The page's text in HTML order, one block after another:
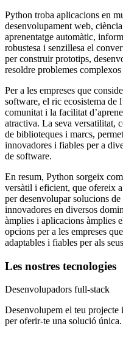
Python troba aplicacions en
desenvolupament web,
aprenentatge automàtic,
robustesa i senzillesa el
per construir prototips,
resoldre problemes
Per a les empreses que
software, el ric ecosistema de
comunitat i la facilitat
atractiva. La seva versatilitat,
de biblioteques i marcs,
innovadores i fiables per a
de software.
En resum, Python sorgeix
versàtil i eficient, que ofereix a
per desenvolupar solucions
innovadores en diversos
àmplies i aplicacions àmplies
opcions per a les empreses
adaptables i fiables per als
Les nostres tecnologies
Desenvolupadors full-stack
Desenvolupem el teu projecte
per oferir-te una solució única.